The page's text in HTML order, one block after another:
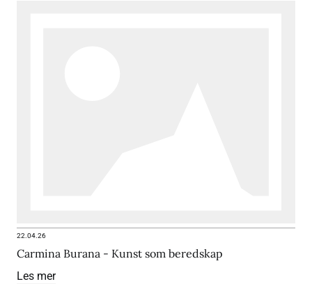
22.04.26
Carmina Burana - Kunst som beredskap
Les mer